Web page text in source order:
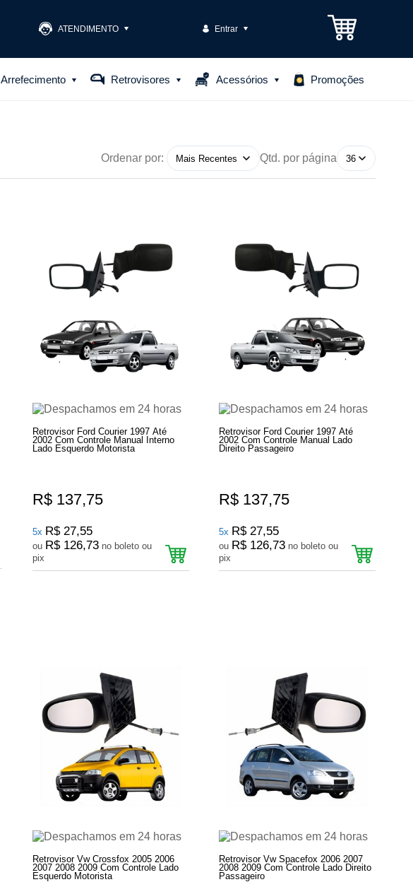
ATENDIMENTO
(48) 3301-1575
Entrar
Arrefecimento Retrovisores Acessórios Promoções
Ordenar por: Qtd. por página
Retrovisor Ford Courier 1997 Até
2002 Com Controle Manual Interno
Lado Esquerdo Motorista
R$ 137,75
5x R$ 27,55
ou R$ 126,73 no boleto ou
pix
Retrovisor Ford Courier 1997 Até
2002 Com Controle Manual Lado
Direito Passageiro
R$ 137,75
5x R$ 27,55
ou R$ 126,73 no boleto ou
pix
Retrovisor Vw Crossfox 2005 2006
2007 2008 2009 Com Controle Lado
Esquerdo Motorista
Retrovisor Vw Spacefox 2006 2007
2008 2009 Com Controle Lado Direito
Passageiro